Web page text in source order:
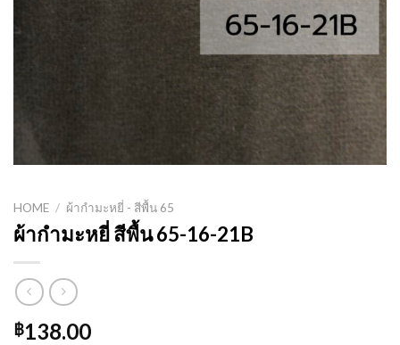
HOME / ผ้ากำมะหยี่ - สีพื้น 65
ผ้ากำมะหยี่ สีพื้น 65-16-21B
฿138.00